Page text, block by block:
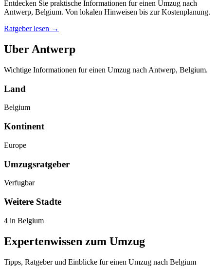
Entdecken Sie praktische Informationen fur einen Umzug nach
Antwerp, Belgium. Von lokalen Hinweisen bis zur Kostenplanung.
Ratgeber lesen →
Uber Antwerp
Wichtige Informationen fur einen Umzug nach Antwerp, Belgium.
Land
Belgium
Kontinent
Europe
Umzugsratgeber
Verfugbar
Weitere Stadte
4 in Belgium
Expertenwissen zum Umzug
Tipps, Ratgeber und Einblicke fur einen Umzug nach Belgium